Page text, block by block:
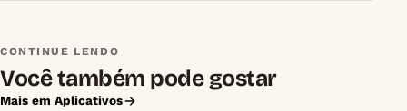
CONTINUE LENDO
Você também pode gostar
Mais em Aplicativos